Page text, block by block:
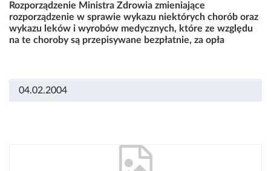
Rozporządzenie Ministra Zdrowia zmieniające
rozporządzenie w sprawie wykazu niektórych chorób oraz
wykazu leków i wyrobów medycznych, które ze względu
na te choroby są przepisywane bezpłatnie, za opła
04.02.2004